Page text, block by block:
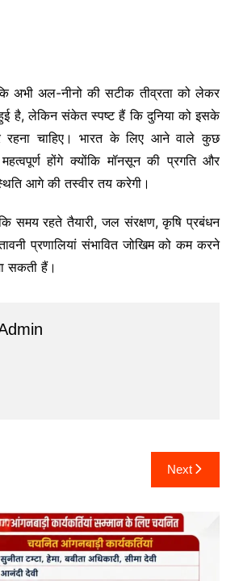
अभी अल-नीनो की सटीक तीव्रता को लेकर
है, लेकिन संकेत स्पष्ट हैं कि दुनिया को इसके
रहना चाहिए। भारत के लिए आने वाले कुछ
होंगे क्योंकि मॉनसून की प्रगति और
आगे की तस्वीर तय करेगी।
कि समय रहते तैयारी, जल संरक्षण, कृषि प्रबंधन
प्रणालियां संभावित जोखिम को कम करने
सकती हैं।
Next